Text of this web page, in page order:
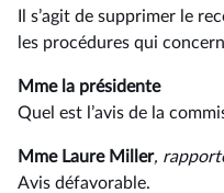
Il s’agit de supprimer le
les procédures qui
Mme la présidente
Quel est l’avis de la
Mme Laure Miller,
Avis défavorable.